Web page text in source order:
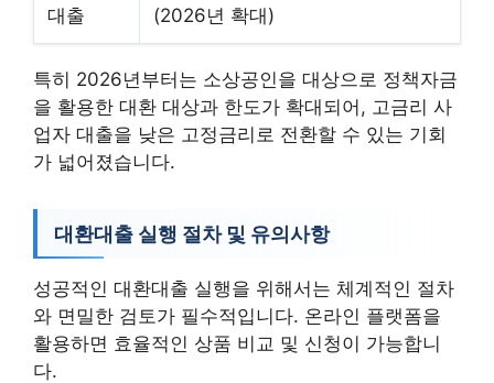
대출
(2026년 확대)
특히 2026년부터는 소상공인을 대상으로 정책자금
을 활용한 대환 대상과 한도가 확대되어, 고금리 사
업자 대출을 낮은 고정금리로 전환할 수 있는 기회
가 넓어졌습니다.
대환대출 실행 절차 및 유의사항
성공적인 대환대출 실행을 위해서는 체계적인 절차
와 면밀한 검토가 필수적입니다. 온라인 플랫폼을
활용하면 효율적인 상품 비교 및 신청이 가능합니
다.